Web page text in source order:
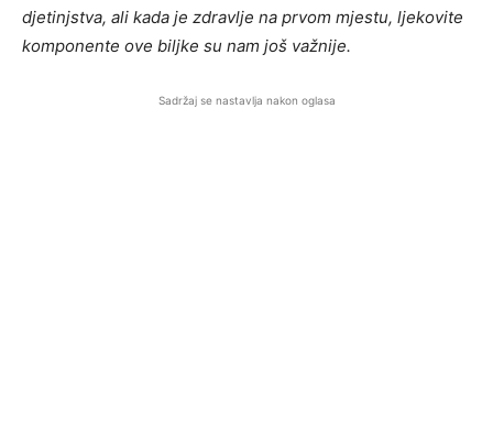
djetinjstva, ali kada je zdravlje na prvom mjestu, ljekovite
komponente ove biljke su nam još važnije.
Sadržaj se nastavlja nakon oglasa